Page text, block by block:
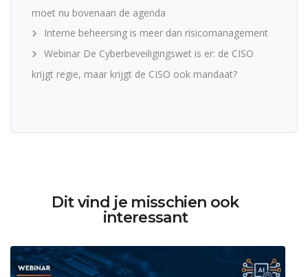
moet nu bovenaan de agenda
Interne beheersing is meer dan risicomanagement
Webinar De Cyberbeveiligingswet is er: de CISO
krijgt regie, maar krijgt de CISO ook mandaat?
Dit vind je misschien ook
interessant